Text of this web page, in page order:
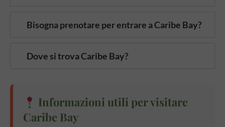
Bisogna prenotare per entrare a Caribe Bay?
Dove si trova Caribe Bay?
Informazioni utili per visitare
Caribe Bay